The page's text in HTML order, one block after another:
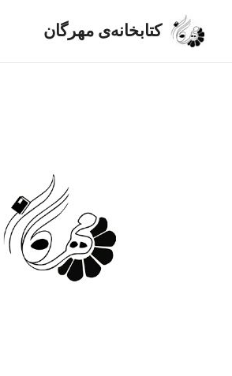
کتابخانه‌ی مهرگان